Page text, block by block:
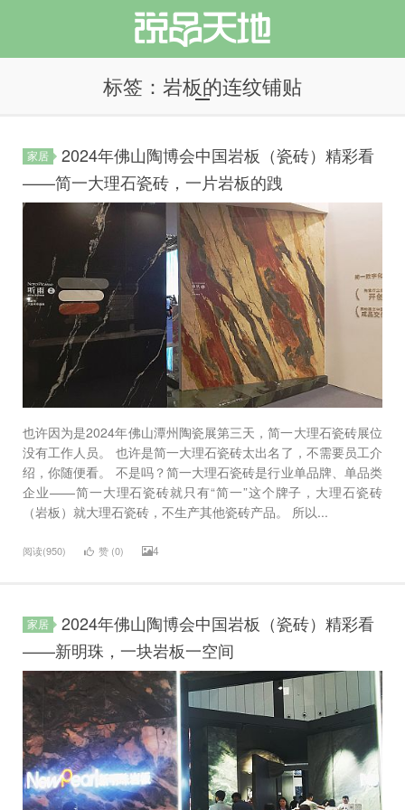
说品天地
标签：岩板的连纹铺贴
家居
2024年佛山陶博会中国岩板（瓷砖）精彩看
——简一大理石瓷砖，一片岩板的跩
也许因为是2024年佛山潭州陶瓷展第三天，简一大理石瓷砖展位
没有工作人员。 也许是简一大理石瓷砖太出名了，不需要员工介
绍，你随便看。 不是吗？简一大理石瓷砖是行业单品牌、单品类
企业——简一大理石瓷砖就只有“简一”这个牌子，大理石瓷砖
（岩板）就大理石瓷砖，不生产其他瓷砖产品。 所以...
阅读(950) 赞 (0) 4
家居
2024年佛山陶博会中国岩板（瓷砖）精彩看
——新明珠，一块岩板一空间